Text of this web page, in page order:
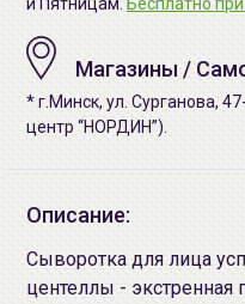
Магазины /
* г.Минск, ул. Сурганова,
центр “НОРДИН”).
Описание:
Сыворотка для лица
центеллы -